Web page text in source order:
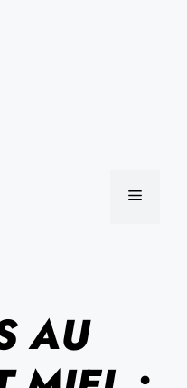
MENU
AU